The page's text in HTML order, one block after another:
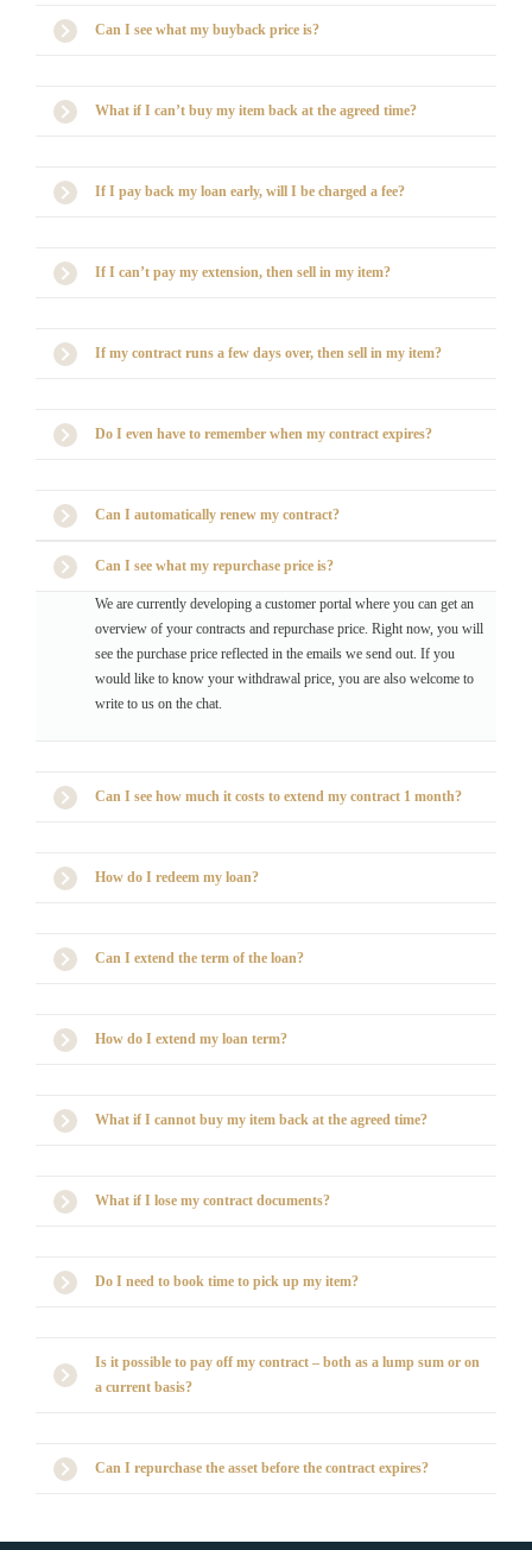
Can I see what my buyback price is?
What if I can’t buy my item back at the agreed time?
If I pay back my loan early, will I be charged a fee?
If I can’t pay my extension, then sell in my item?
If my contract runs a few days over, then sell in my item?
Do I even have to remember when my contract expires?
Can I automatically renew my contract?
Can I see what my repurchase price is?
We are currently developing a customer portal where you can get an
overview of your contracts and repurchase price. Right now, you will
see the purchase price reflected in the emails we send out. If you
would like to know your withdrawal price, you are also welcome to
write to us on the chat.
Can I see how much it costs to extend my contract 1 month?
How do I redeem my loan?
Can I extend the term of the loan?
How do I extend my loan term?
What if I cannot buy my item back at the agreed time?
What if I lose my contract documents?
Do I need to book time to pick up my item?
Is it possible to pay off my contract – both as a lump sum or on
a current basis?
Can I repurchase the asset before the contract expires?